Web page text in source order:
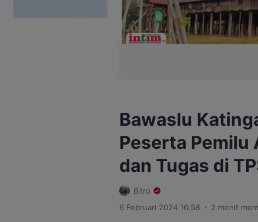
Bawaslu
Peserta Pemilu
dan Tugas di
Bitro
6 Februari 2024 16:58 . 2 menit